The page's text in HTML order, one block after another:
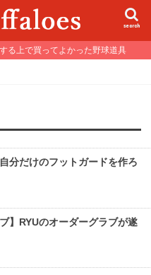
search
る上で買ってよかった野球道具
分だけのフットガードを作ろ
】RYUのオーダーグラブが遂